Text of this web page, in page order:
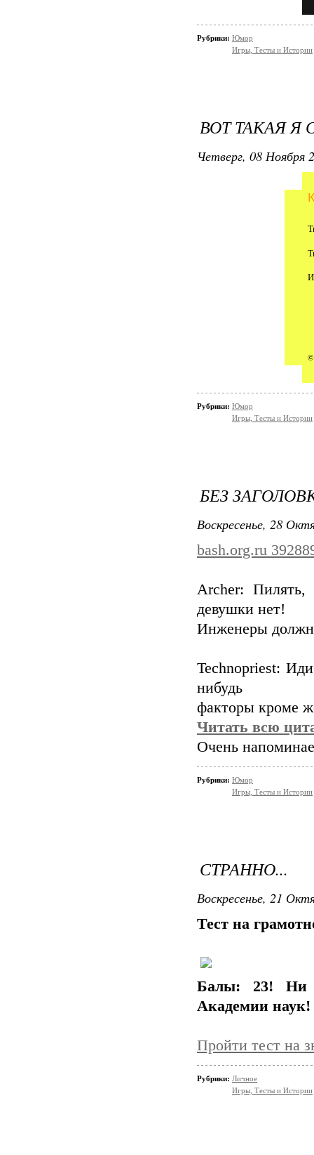
Рубрики: Юмор
Игры, Тесты и Истории
ВОТ ТАКАЯ Я
Четверг, 08 Ноября
И
Рубрики: Юмор
Игры, Тесты и Истории
БЕЗ
Воскресенье, 28
bash.org.ru
Archer:
девушки нет!
Инженеры
Technopriest:
нибудь
факторы кроме
Читать всю
Очень
Рубрики: Юмор
Игры, Тесты и Истории
СТРАННО...
Воскресенье, 21
Тест на
Балы: 23! Ни
Академии наук!
Пройти тест на
Рубрики: Личное
Игры, Тесты и Истории